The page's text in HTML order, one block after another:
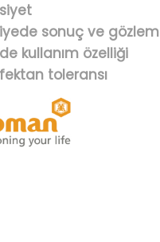
sonuç ve gözlem
kullanım özelliği
toleransı